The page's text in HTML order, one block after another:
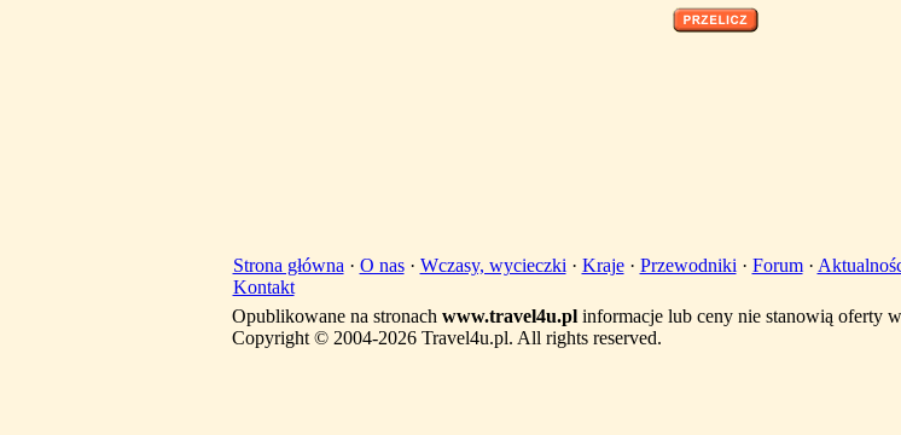
Strona główna · O nas· Wczasy, wycieczki · Kraje· Przewodniki · Forum·
Kontakt
Opublikowane na stronach www.travel4u.plinformacje lub ceny nie stanowią oferty
Copyright © 2004-2026 Travel4u.pl. All rights reserved.